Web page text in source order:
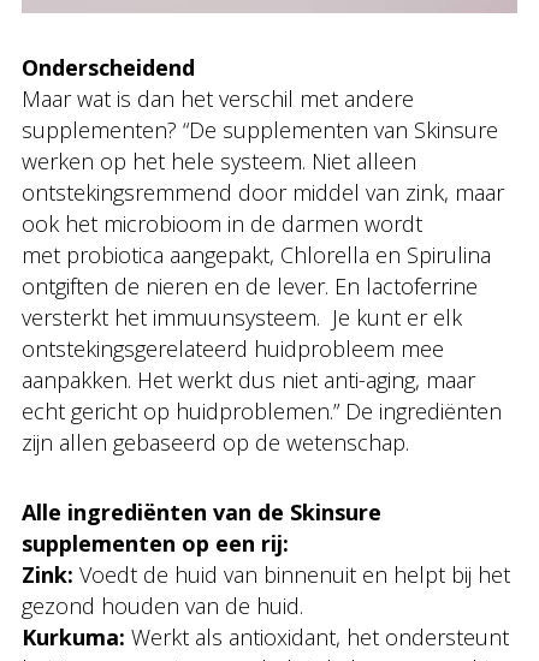
Onderscheidend
Maar wat is dan het verschil met andere
supplementen? “De supplementen van Skinsure
werken op het hele systeem. Niet alleen
ontstekingsremmend door middel van zink, maar
ook het microbioom in de darmen wordt
met probiotica aangepakt, Chlorella en Spirulina
ontgiften de nieren en de lever. En lactoferrine
versterkt het immuunsysteem. Je kunt er elk
ontstekingsgerelateerd huidprobleem mee
aanpakken. Het werkt dus niet anti-aging, maar
echt gericht op huidproblemen.” De ingrediënten
zijn allen gebaseerd op de wetenschap.
Alle ingrediënten van de Skinsure
supplementen op een rij:
Zink: Voedt de huid van binnenuit en helpt bij het
gezond houden van de huid.
Kurkuma: Werkt als antioxidant, het ondersteunt